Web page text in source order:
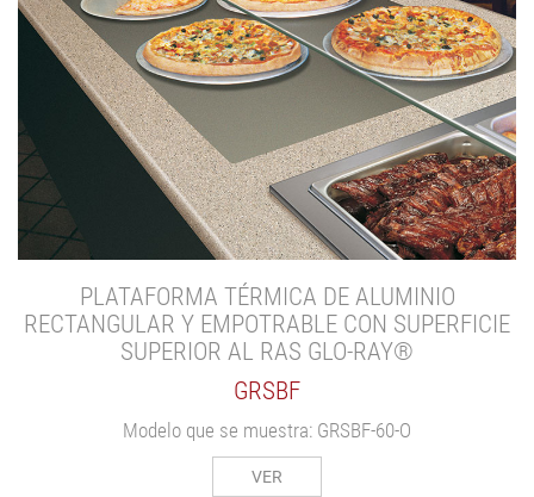
PLATAFORMA TÉRMICA DE ALUMINIO
RECTANGULAR Y EMPOTRABLE CON SUPERFICIE
SUPERIOR AL RAS GLO-RAY®
GRSBF
Modelo que se muestra: GRSBF-60-O
VER